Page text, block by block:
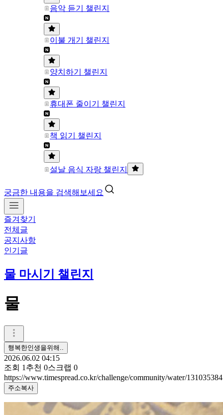
음악 듣기 챌린지
이불 개기 챌린지
양치하기 챌린지
휴대폰 줄이기 챌린지
책 읽기 챌린지
설날 음식 자랑 챌린지
궁금한 내용을 검색해보세요
즐겨찾기
전체글
공지사항
인기글
물 마시기 챌린지
물
행복한인생을위해..
2026.06.02 04:15
조회 1 추천 0스크랩 0
https://www.timespread.co.kr/challenge/community/water/131035384
주소복사